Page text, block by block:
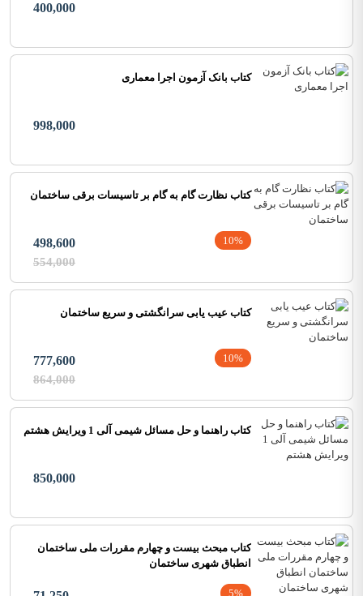
400,000
کتاب بانک آزمون اجرا معماری
998,000
کتاب نظارت گام به گام بر تاسیسات برقی ساختمان
10%
498,600
554,000
کتاب عیب یابی سرانگشتی و سریع ساختمان
10%
777,600
864,000
کتاب راهنما و حل مسائل شیمی آلی 1 ویرایش هشتم
850,000
کتاب مبحث بیست و چهارم مقررات ملی ساختمان
انطباق شهری ساختمان
5%